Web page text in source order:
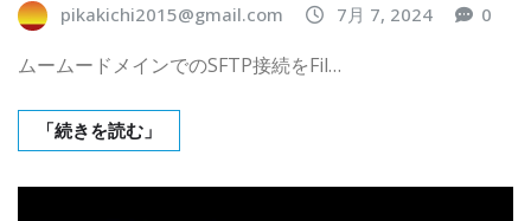
pikakichi2015@gmail.com 7月 7, 2024 0
ムームードメインでのSFTP接続をFil…
「続きを読む」